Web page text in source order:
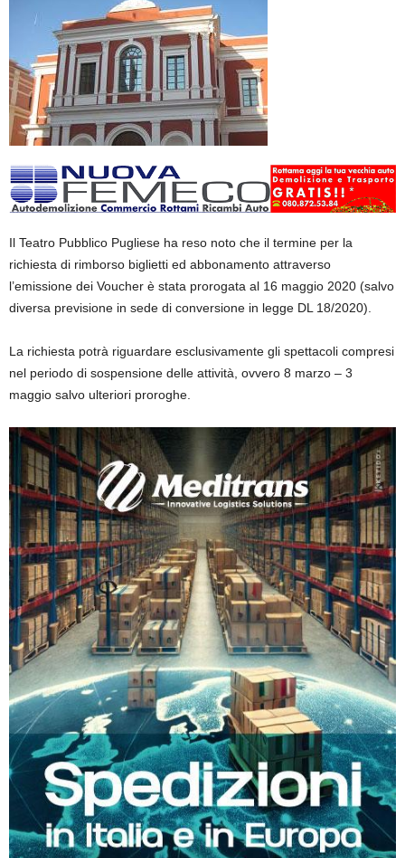
Il Teatro Pubblico Pugliese ha reso noto che il termine per la
richiesta di rimborso biglietti ed abbonamento attraverso
l’emissione dei Voucher è stata prorogata al 16 maggio 2020 (salvo
diversa previsione in sede di conversione in legge DL 18/2020).
La richiesta potrà riguardare esclusivamente gli spettacoli compresi
nel periodo di sospensione delle attività, ovvero 8 marzo – 3
maggio salvo ulteriori proroghe.